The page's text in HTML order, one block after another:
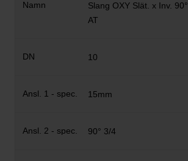
Slang OXY Slät. x Inv. 90°
AT
10
15mm
90° 3/4